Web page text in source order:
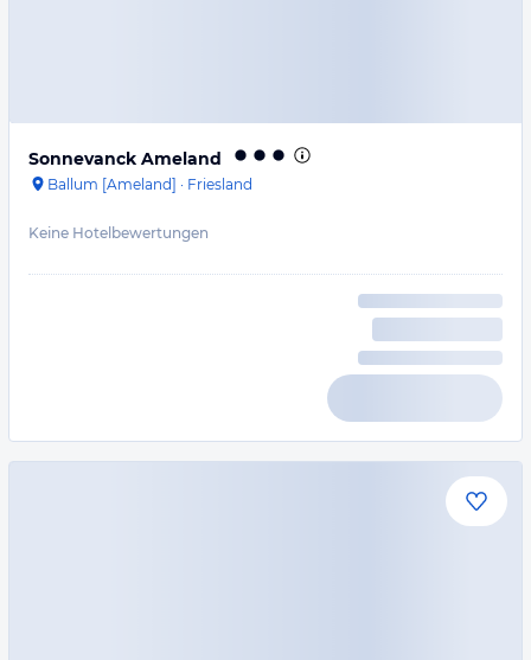
Sonnevanck Ameland
Ballum [Ameland] · Friesland
Keine Hotelbewertungen